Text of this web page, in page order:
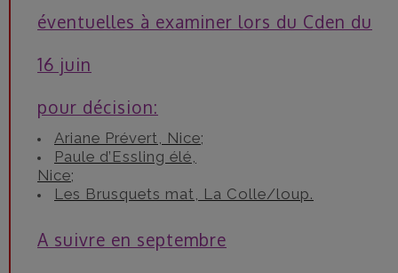
éventuelles à examiner lors du Cden du
16 juin
pour décision:
Ariane Prévert, Nice;
Paule d’Essling élé,
Nice;
Les Brusquets mat, La Colle/loup.
A suivre en septembre